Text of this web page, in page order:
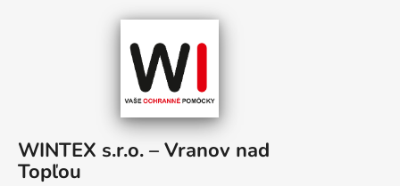
WINTEX s.r.o. – Vranov nad
Topľou